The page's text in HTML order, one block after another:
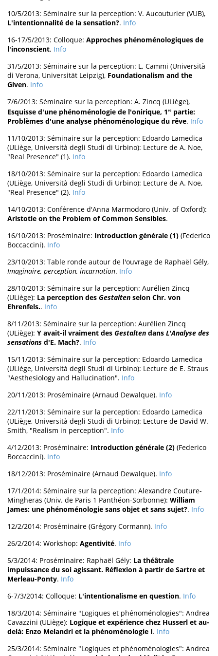
10/5/2013: Séminaire sur la perception: V. Aucouturier (VUB),
L'intentionnalité de la sensation?. Info
16-17/5/2013: Colloque: Approches phénoménologiques de
l'inconscient. Info
31/5/2013: Séminaire sur la perception: L. Cammi (Università
di Verona, Universität Leipzig), Foundationalism and the
Given. Info
7/6/2013: Séminaire sur la perception: A. Zincq (ULiège),
Esquisse d'une phénoménologie de l'onirique, 1 re partie:
Problèmes d'une analyse phénoménologique du rêve. Info
11/10/2013: Séminaire sur la perception: Edoardo Lamedica
(ULiège, Università degli Studi di Urbino): Lecture de A. Noe,
"Real Presence" (1). Info
18/10/2013: Séminaire sur la perception: Edoardo Lamedica
(ULiège, Università degli Studi di Urbino): Lecture de A. Noe,
"Real Presence" (2). Info
14/10/2013: Conférence d'Anna Marmodoro (Univ. of Oxford):
Aristotle on the Problem of Common Sensibles.
16/10/2013: Proséminaire: Introduction générale (1) (Federico
Boccaccini). Info
23/10/2013: Table ronde autour de l'ouvrage de Raphaël Gély,
Imaginaire, perception, incarnation. Info
28/10/2013: Séminaire sur la perception: Aurélien Zincq
(ULiège): La perception des Gestalten selon Chr. von
Ehrenfels.. Info
8/11/2013: Séminaire sur la perception: Aurélien Zincq
(ULiège): Y avait-il vraiment des Gestalten dans L'Analyse des
sensations d'E. Mach?. Info
15/11/2013: Séminaire sur la perception: Edoardo Lamedica
(ULiège, Università degli Studi di Urbino): Lecture de E. Straus
"Aesthesiology and Hallucination". Info
20/11/2013: Proséminaire (Arnaud Dewalque). Info
22/11/2013: Séminaire sur la perception: Edoardo Lamedica
(ULiège, Università degli Studi di Urbino): Lecture de David W.
Smith, "Realism in perception". Info
4/12/2013: Proséminaire: Introduction générale (2) (Federico
Boccaccini). Info
18/12/2013: Proséminaire (Arnaud Dewalque). Info
17/1/2014: Séminaire sur la perception: Alexandre Couture-
Mingheras (Univ. de Paris 1 Panthéon-Sorbonne): William
James: une phénoménologie sans objet et sans sujet?. Info
12/2/2014: Proséminaire (Grégory Cormann). Info
26/2/2014: Workshop: Agentivité. Info
5/3/2014: Proséminaire: Raphaël Gély: La théâtrale
impuissance du soi agissant. Réflexion à partir de Sartre et
Merleau-Ponty. Info
6-7/3/2014: Colloque: L'intentionalisme en question. Info
18/3/2014: Séminaire "Logiques et phénoménologies": Andrea
Cavazzini (ULiège): Logique et expérience chez Husserl et au-
delà: Enzo Melandri et la phénoménologie I. Info
25/3/2014: Séminaire "Logiques et phénoménologies": Andrea